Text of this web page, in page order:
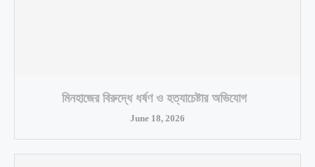
মিনহাজের বিরুদ্ধে ধর্ষণ ও হত্যাচেষ্টার অভিযোগ
June 18, 2026